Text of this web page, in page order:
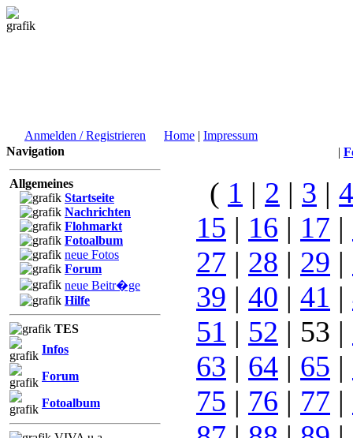
Anmelden / Registrieren Home | Impressum
Navigation
Allgemeines
Startseite
Nachrichten
Flohmarkt
Fotoalbum
neue Fotos
Forum
neue Beitr�ge
Hilfe
TES
Infos
Forum
Fotoalbum
|
( 1 | 2 | 3 | 4
15 | 16 | 17 |
27 | 28 | 29 |
39 | 40 | 41 |
51 | 52 | 53 |
63 | 64 | 65 |
75 | 76 | 77 |